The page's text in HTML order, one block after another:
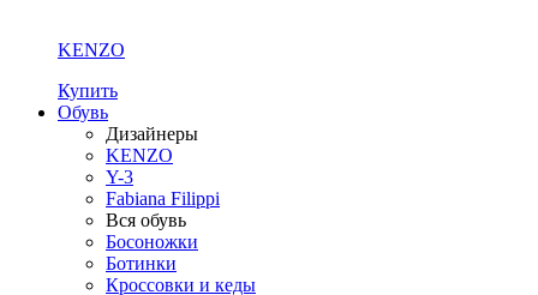
KENZO
Купить
Обувь
Дизайнеры
KENZO
Y-3
Fabiana Filippi
Вся обувь
Босоножки
Ботинки
Кроссовки и кеды